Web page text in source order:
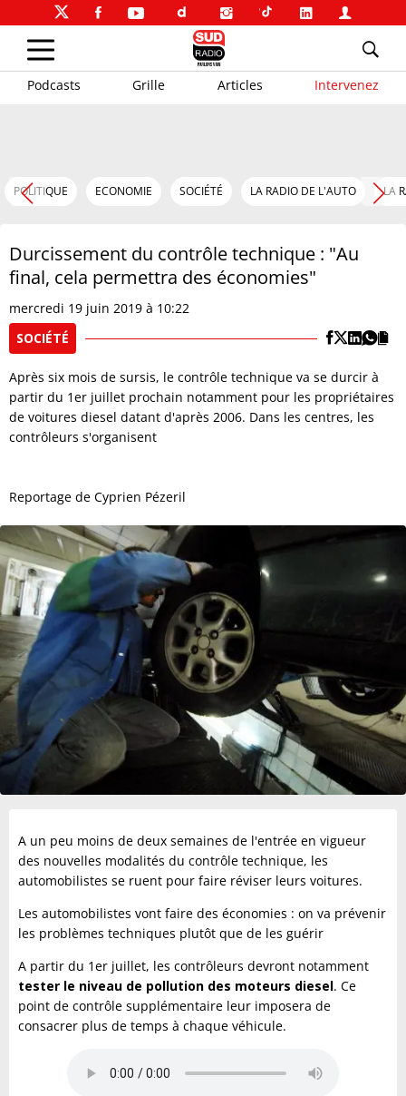
Podcasts Grille Articles Intervenez
POLITIQUE ECONOMIE SOCIÉTÉ LA RADIO DE L'AUTO LA
Durcissement du contrôle technique : "Au
final, cela permettra des économies"
mercredi 19 juin 2019 à 10:22
SOCIÉTÉ
Après six mois de sursis, le contrôle technique va se durcir à
partir du 1er juillet prochain notamment pour les propriétaires
de voitures diesel datant d'après 2006. Dans les centres, les
contrôleurs s'organisent
Reportage de Cyprien Pézeril
A un peu moins de deux semaines de l'entrée en vigueur
des nouvelles modalités du contrôle technique, les
automobilistes se ruent pour faire réviser leurs voitures.
Les automobilistes vont faire des économies : on va prévenir
les problèmes techniques plutôt que de les guérir
A partir du 1er juillet, les contrôleurs devront notamment
tester le niveau de pollution des moteurs diesel. Ce
point de contrôle supplémentaire leur imposera de
consacrer plus de temps à chaque véhicule.